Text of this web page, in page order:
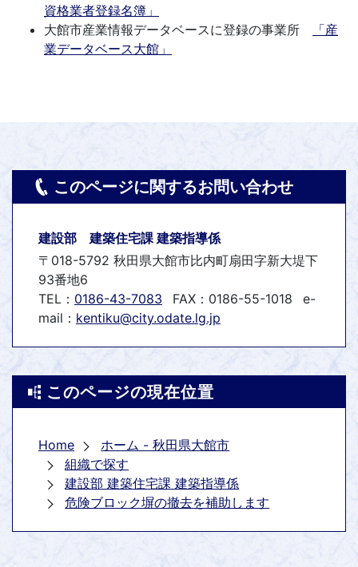
資格業者登録名簿」
大館市産業情報データベースに登録の事業所
「産
業データベース大館」
このページに関するお問い合わせ
建設部 建築住宅課 建築指導係
〒018-5792 秋田県大館市比内町扇田字新大堤下
93番地6
TEL： 0186-43-7083 FAX：0186-55-1018
e-
mail： kentiku@city.odate.lg.jp
このページの現在位置
Home
ホーム - 秋田県大館市
組織で探す
建設部 建築住宅課 建築指導係
危険ブロック塀の撤去を補助します